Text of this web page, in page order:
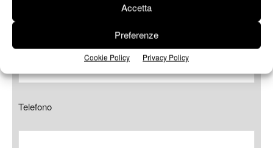
Accetta
Preferenze
Cookie Policy Privacy Policy
Telefono